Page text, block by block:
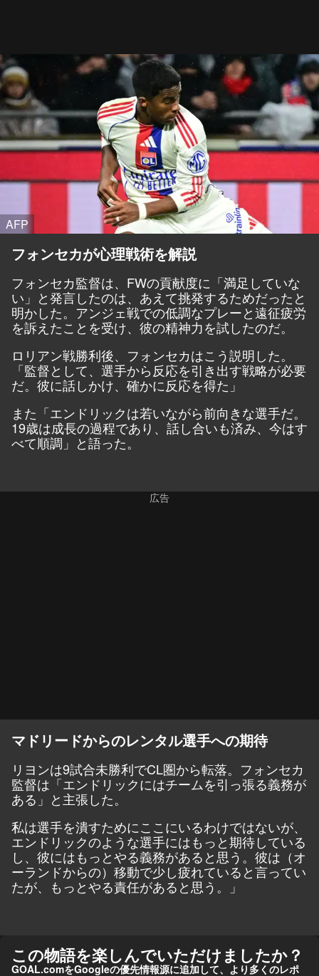
AFP
フォンセカが心理戦術を解説
フォンセカ監督は、FWの貢献度に「満足していな
い」と発言したのは、あえて挑発するためだったと
明かした。アンジェ戦での低調なプレーと遠征疲労
を訴えたことを受け、彼の精神力を試したのだ。
ロリアン戦勝利後、フォンセカはこう説明した。
「監督として、選手から反応を引き出す戦略が必要
だ。彼に話しかけ、確かに反応を得た」
また「エンドリックは若いながら前向きな選手だ。
19歳は成長の過程であり、話し合いも済み、今はす
べて順調」と語った。
マドリードからのレンタル選手への期待
リヨンは9試合未勝利でCL圏から転落。フォンセカ
監督は「エンドリックにはチームを引っ張る義務が
ある」と主張した。
私は選手を潰すためにここにいるわけではないが、
エンドリックのような選手にはもっと期待している
し、彼にはもっとやる義務があると思う。彼は（オ
ーランドからの）移動で少し疲れていると言ってい
たが、もっとやる責任があると思う。」
この物語を楽しんでいただけましたか？
GOAL.comをGoogleの優先情報源に追加して、より多くのレポ